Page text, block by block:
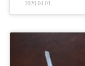
2020.04.01.